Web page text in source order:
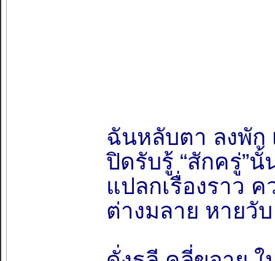
ฉันหลับตา ลงพัก
ปิดรับรู้ “สักครู่”
แปลกเรื่องราว
ต่างมลาย หายวั